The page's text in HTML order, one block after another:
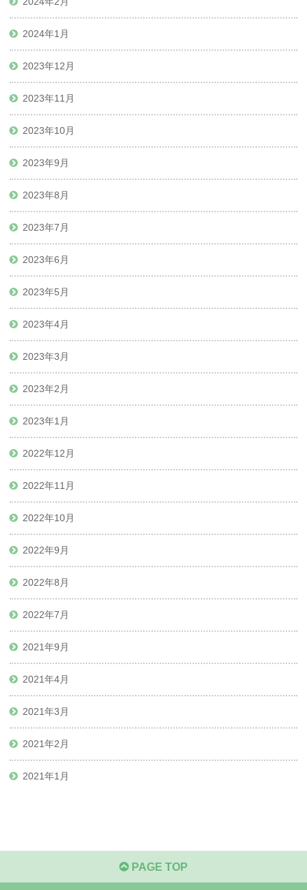
2024年1月
2023年12月
2023年11月
2023年10月
2023年9月
2023年8月
2023年7月
2023年6月
2023年5月
2023年4月
2023年3月
2023年2月
2023年1月
2022年12月
2022年11月
2022年10月
2022年9月
2022年8月
2022年7月
2021年9月
2021年4月
2021年3月
2021年2月
2021年1月
PAGE TOP